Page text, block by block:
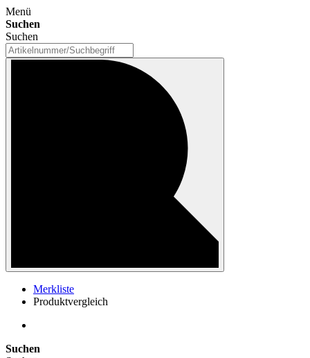
Menü
Suchen
Suchen
Merkliste
Produktvergleich
Suchen